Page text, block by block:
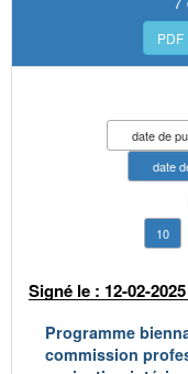
PDF
date de
date
10
Signé le : 12-02-2025
Programme
commission